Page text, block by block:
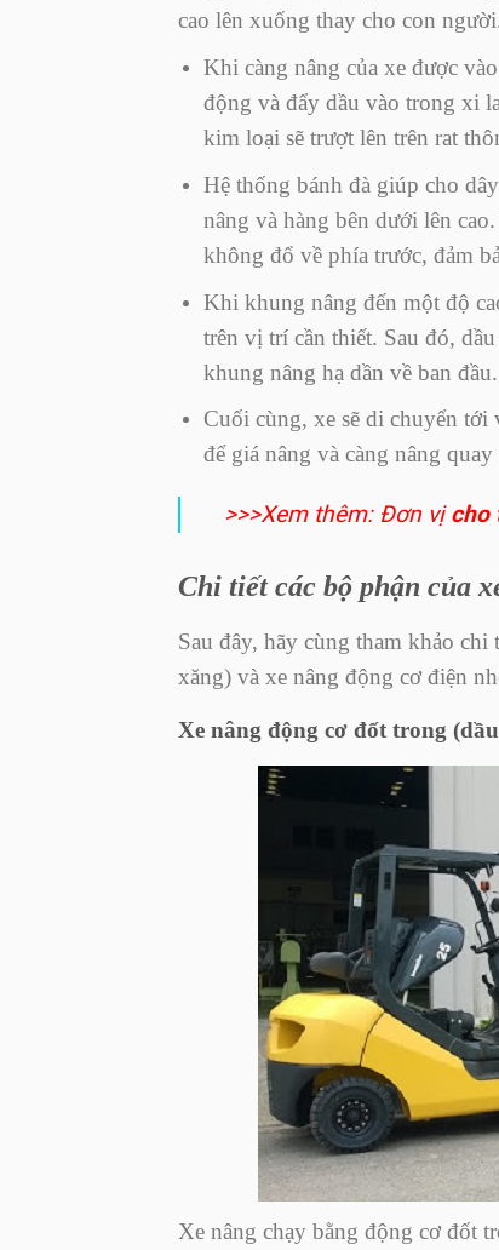
cao lên xuống thay cho con
Khi càng nâng của xe được
động và đẩy dầu vào trong xi
kim loại sẽ trượt lên trên rat
Hệ thống bánh đà giúp cho
nâng và hàng bên dưới lên
không đổ về phía trước, đảm
Khi khung nâng đến một độ
trên vị trí cần thiết. Sau đó,
khung nâng hạ dần về ban đầu.
Cuối cùng, xe sẽ di chuyển
để giá nâng và càng nâng
>>>Xem thêm: Đơn vịcho
Chi tiết các bộ phận của
Sau đây, hãy cùng tham khảo
xăng) và xe nâng động cơ điện
Xe nâng động cơ đốt trong
Xe nâng chạy bằng động cơ đốt